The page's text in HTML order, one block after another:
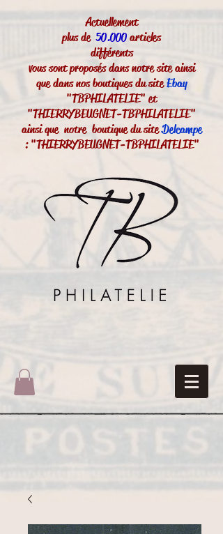
Actuellement
plus de50.000articles
différents
vous sont proposés dans notre site ainsi
que dans nos boutiques du siteEbay
"TBPHILATELIE" et
"THIERRYBEUGNET-TBPHILATELIE"
ainsi que notre boutique du siteDelcampe
: "THIERRYBEUGNET-TBPHILATELIE"